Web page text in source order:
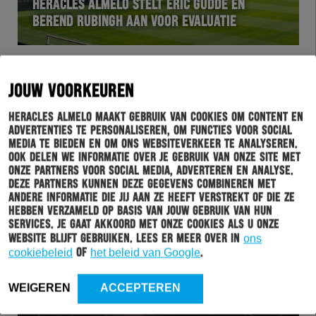
JOUW VOORKEUREN
Heracles Almelo maakt gebruik van cookies om content en
advertenties te personaliseren, om functies voor social
media te bieden en om ons websiteverkeer te analyseren.
Ook delen we informatie over je gebruik van onze site met
onze partners voor social media, adverteren en analyse.
Deze partners kunnen deze gegevens combineren met
andere informatie die jij aan ze heeft verstrekt of die ze
hebben verzameld op basis van jouw gebruik van hun
services. Je gaat akkoord met onze cookies als u onze
website blijft gebruiken. Lees er meer over in ons
cookiebeleid of het beleid van Google.
WEIGEREN ACCEPTEREN
HERACLES ALMELO STELT ERIC GUDDE EN
BEREND RUBINGH AAN VOOR EVALUATIE
HERVOL 26-04-2026
HERACLES ALMELO DEGRADEERT UIT
VRIENDENLOTERIJ EREDIVISIE